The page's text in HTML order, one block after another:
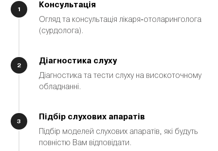
Консультація
Огляд та консультація лікаря-отоларинголога
(сурдолога).
Діагностика слуху
Діагностика та тести слуху на високоточному
обладнанні.
Підбір слухових апаратів
Підбір моделей слухових апаратів, які будуть
повністю Вам відповідати.